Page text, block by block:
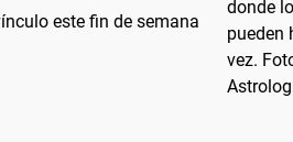
este fin de semana